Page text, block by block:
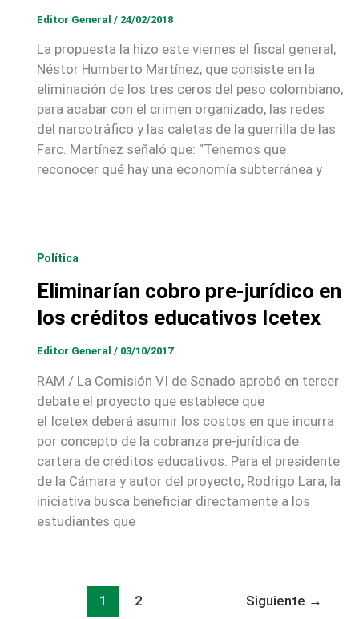
Editor General / 24/02/2018
La propuesta la hizo este viernes el fiscal general,
Néstor Humberto Martínez, que consiste en la
eliminación de los tres ceros del peso colombiano,
para acabar con el crimen organizado, las redes
del narcotráfico y las caletas de la guerrilla de las
Farc. Martínez señaló que: “Tenemos que
reconocer qué hay una economía subterránea y
Política
Eliminarían cobro pre-jurídico en
los créditos educativos Icetex
Editor General / 03/10/2017
RAM / La Comisión VI de Senado aprobó en tercer
debate el proyecto que establece que
el Icetex deberá asumir los costos en que incurra
por concepto de la cobranza pre-jurídica de
cartera de créditos educativos. Para el presidente
de la Cámara y autor del proyecto, Rodrigo Lara, la
iniciativa busca beneficiar directamente a los
estudiantes que
1 2 Siguiente →